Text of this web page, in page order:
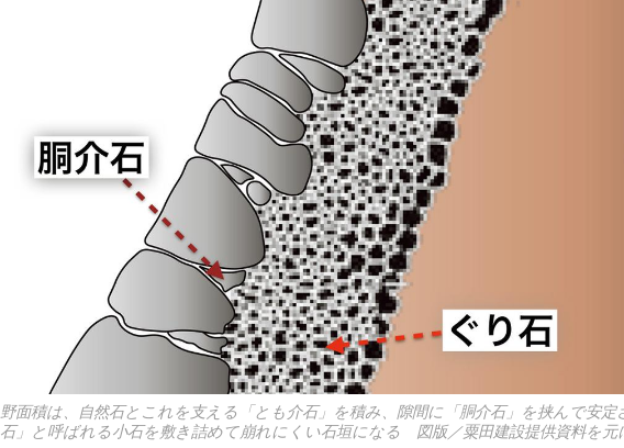
野面積は、自然石とこれを支える「とも介石」を積み、隙間に「胴介石」を挟んで安定
石」と呼ばれる小石を敷き詰めて崩れにくい石垣になる 図版／粟田建設提供資料を元